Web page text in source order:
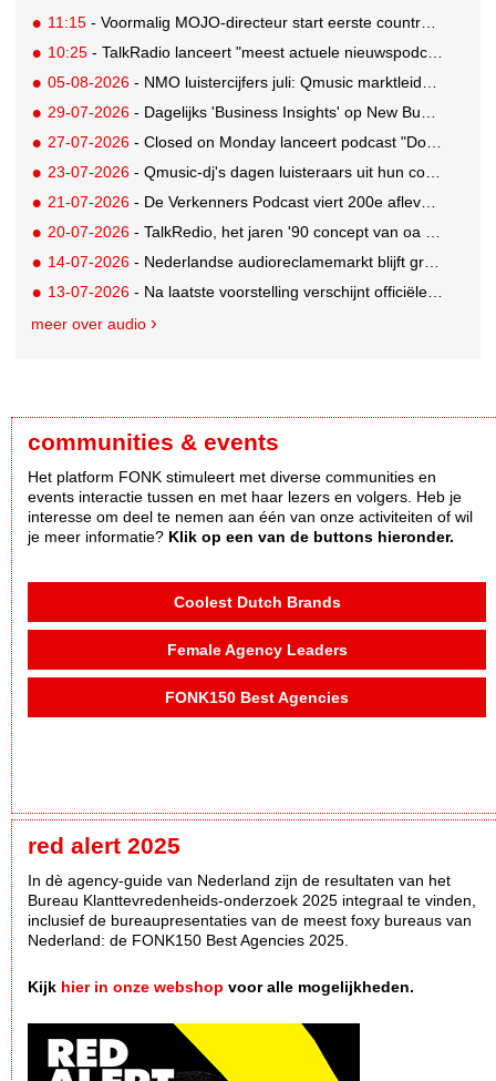
11:15 - Voormalig MOJO-directeur start eerste country radiozender van Nederland
10:25 - TalkRadio lanceert "meest actuele nieuwspodcast van Nederland"
05-08-2026 - NMO luistercijfers juli: Qmusic marktleider, gevolgd door NPO2 en 538
29-07-2026 - Dagelijks 'Business Insights' op New Business Radio
27-07-2026 - Closed on Monday lanceert podcast "Dood op Dinsdag" met knipoog naar de reclameindustrie
23-07-2026 - Qmusic-dj's dagen luisteraars uit hun controle over eigen agenda volledig weg te geven
21-07-2026 - De Verkenners Podcast viert 200e aflevering als podium voor het agencylandschap
20-07-2026 - TalkRedio, het jaren '90 concept van oa Theo van Gogh, Jan Lenferink en Beau van Erven Dorens, herleeft in eigentijds format
14-07-2026 - Nederlandse audioreclamemarkt blijft groeien, retail nog altijd grootste branche
13-07-2026 - Na laatste voorstelling verschijnt officiële podcast over Soldaat van Oranje - De Musical
meer over audio
communities & events
Het platform FONK stimuleert met diverse communities en
events interactie tussen en met haar lezers en volgers. Heb je
interesse om deel te nemen aan één van onze activiteiten of wil
je meer informatie? Klik op een van de buttons hieronder.
Coolest Dutch Brands
Female Agency Leaders
FONK150 Best Agencies
red alert 2025
In dè agency-guide van Nederland zijn de resultaten van het
Bureau Klanttevredenheids-onderzoek 2025 integraal te vinden,
inclusief de bureaupresentaties van de meest foxy bureaus van
Nederland: de FONK150 Best Agencies 2025.
Kijk hier in onze webshop voor alle mogelijkheden.